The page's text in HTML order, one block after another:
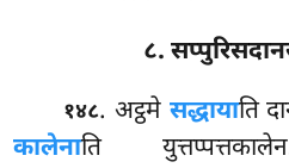
८.
१४८. अट्ठमे सद्धायाति
कालेनाति